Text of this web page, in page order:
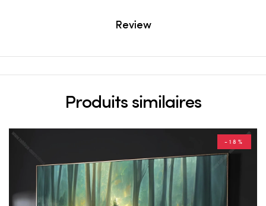
Review
Produits similaires
-18%